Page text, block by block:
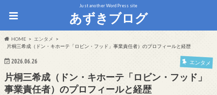
Just another WordPress site
あずきブログ
HOME
エンタメ
片桐三希成（ドン・キホーテ「ロビン・フッド」事業責任者）のプロフィールと経歴
2026.06.26 エンタメ
片桐三希成（ドン・キホーテ「ロビン・フッド」
事業責任者）のプロフィールと経歴